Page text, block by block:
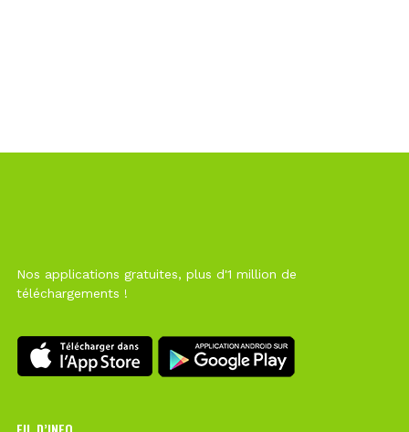
Nos applications gratuites, plus d'1 million de
téléchargements !